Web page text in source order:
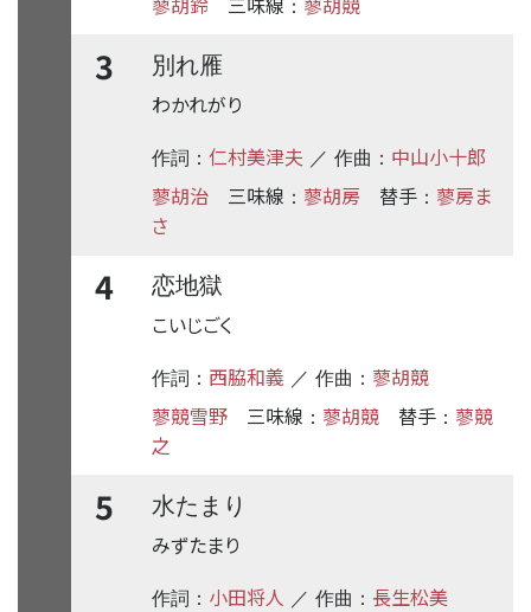
：
3
別れ雁
わかれがり
作詞： 仁村美津夫 ／ 作曲： 中山小十郎
蓼胡治
三味線 ： 蓼胡房 替手 ： 蓼房ま
さ
4
恋地獄
こいじごく
作詞： 西脇和義 ／ 作曲： 蓼胡競
蓼競雪野
三味線 ： 蓼胡競 替手 ： 蓼競
之
5
水たまり
みずたまり
作詞： 小田将人 ／ 作曲： 長生松美